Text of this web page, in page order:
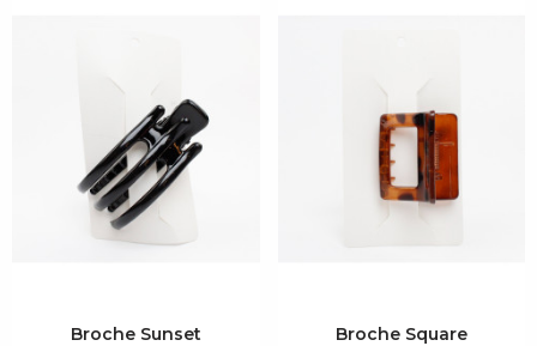
Broche Sunset Broche Square